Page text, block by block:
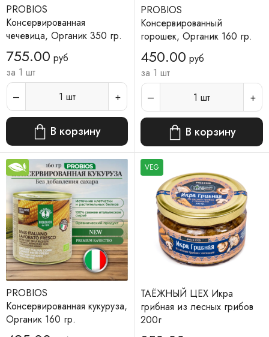
PROBIOS
Консервированная
чечевица, Органик 350 гр.
755.00 руб
за 1 шт
1 шт
В корзину
PROBIOS
Консервированный
горошек, Органик 160 гр.
450.00 руб
за 1 шт
1 шт
В корзину
PROBIOS
Консервированная кукуруза,
Органик 160 гр.
VEG
ТАЁЖНЫЙ ЦЕХ Икра
грибная из лесных грибов
200г